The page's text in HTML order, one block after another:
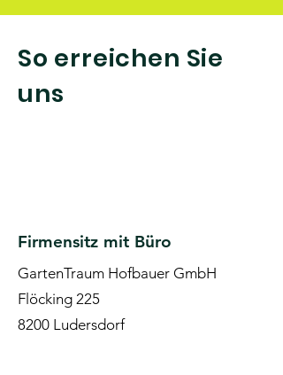
So erreichen Sie
uns
Firmensitz mit Büro
GartenTraum Hofbauer GmbH
Flöcking 225
8200 Ludersdorf